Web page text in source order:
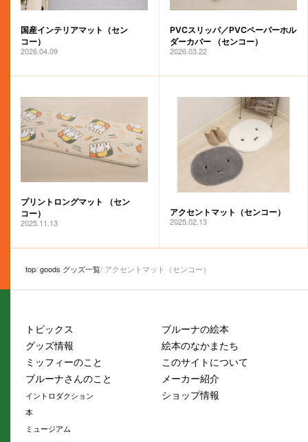
国産インテリアマット（セン
コー）
2026.04.09
PVCスリッパ／PVCペーパーホル
ダーカバー （センコー）
2026.03.22
プリントロングマット （セン
コー）
2025.11.13
アクセントマット（センコー）
2025.02.13
top goods グッズ一覧 アクセントマット（センコー）
トピックス
グッズ情報
ミッフィーのこと
ブルーナさんのこと
イントロダクション
本
ミュージアム
ブルーナの絵本
絵本のなかまたち
このサイトについて
メーカー紹介
ショップ情報